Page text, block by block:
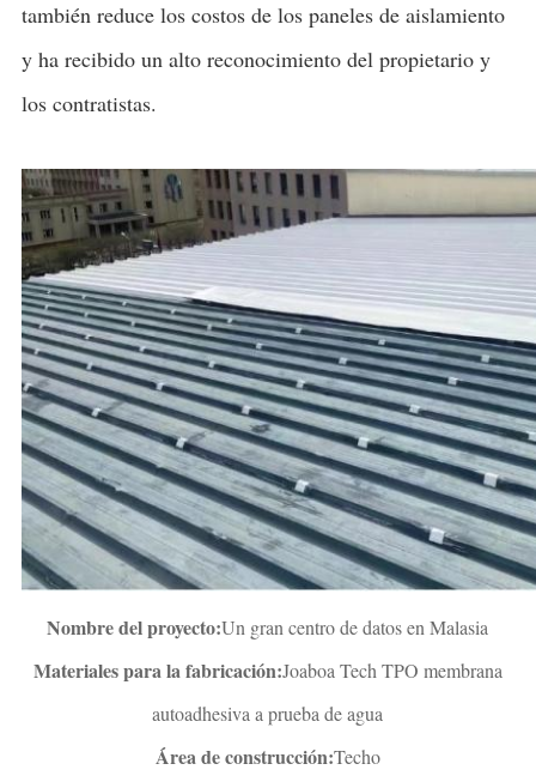
también reduce los costos de los paneles de aislamiento
y ha recibido un alto reconocimiento del propietario y
los contratistas.
Nombre del proyecto:Un gran centro de datos en Malasia
Materiales para la fabricación:Joaboa Tech TPO membrana
autoadhesiva a prueba de agua
Área de construcción:Techo